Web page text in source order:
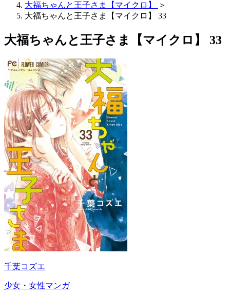
大福ちゃんと王子さま【マイクロ】
＞
大福ちゃんと王子さま【マイクロ】 33
大福ちゃんと王子さま【マイクロ】 33
千葉コズエ
少女・女性マンガ